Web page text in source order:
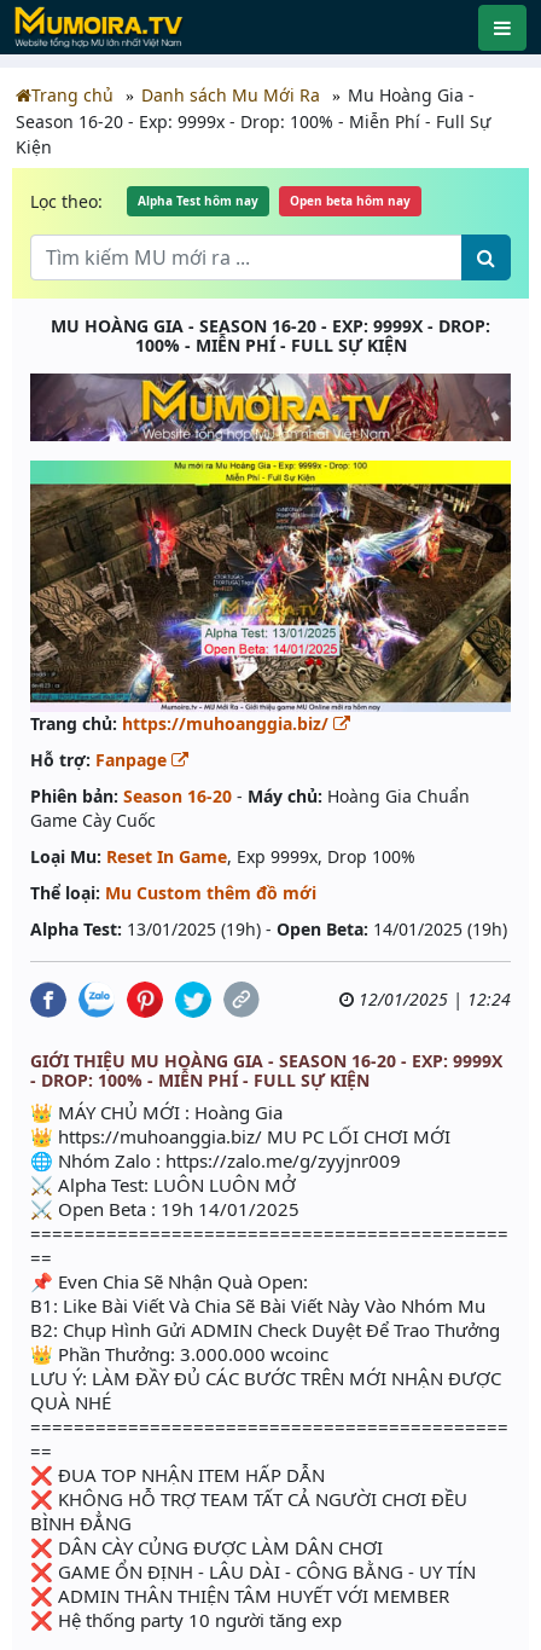
Trang chủ Danh sách Mu Mới Ra
Mu Hoàng Gia -
Season 16-20 - Exp: 9999x - Drop: 100% - Miễn Phí - Full Sự
Kiện
Lọc theo: Alpha Test hôm nay Open beta hôm nay
MU HOÀNG GIA - SEASON 16-20 - EXP: 9999X - DROP:
100% - MIỄN PHÍ - FULL SỰ KIỆN
Trang chủ: https://muhoanggia.biz/
Hỗ trợ: Fanpage
Phiên bản: Season 16-20 - Máy chủ: Hoàng Gia Chuẩn
Game Cày Cuốc
Loại Mu: Reset In Game, Exp 9999x, Drop 100%
Thể loại: Mu Custom thêm đồ mới
Alpha Test: 13/01/2025 (19h) - Open Beta: 14/01/2025 (19h)
12/01/2025 | 12:24
GIỚI THIỆU MU HOÀNG GIA - SEASON 16-20 - EXP: 9999X
- DROP: 100% - MIỄN PHÍ - FULL SỰ KIỆN
👑 MÁY CHỦ MỚI : Hoàng Gia
👑 https://muhoanggia.biz/ MU PC LỐI CHƠI MỚI
🌐 Nhóm Zalo : https://zalo.me/g/zyyjnr009
⚔ Alpha Test: LUÔN LUÔN MỞ
⚔ Open Beta : 19h 14/01/2025
============================================
==
📌 Even Chia Sẽ Nhận Quà Open:
B1: Like Bài Viết Và Chia Sẽ Bài Viết Này Vào Nhóm Mu
B2: Chụp Hình Gửi ADMIN Check Duyệt Để Trao Thưởng
👑 Phần Thưởng: 3.000.000 wcoinc
LƯU Ý: LÀM ĐẦY ĐỦ CÁC BƯỚC TRÊN MỚI NHẬN ĐƯỢC
QUÀ NHÉ
============================================
==
❌ ĐUA TOP NHẬN ITEM HẤP DẪN
❌ KHÔNG HỖ TRỢ TEAM TẤT CẢ NGƯỜI CHƠI ĐỀU
BÌNH ĐẲNG
❌ DÂN CÀY CỦNG ĐƯỢC LÀM DÂN CHƠI
❌ GAME ỔN ĐỊNH - LÂU DÀI - CÔNG BẰNG - UY TÍN
❌ ADMIN THÂN THIỆN TÂM HUYẾT VỚI MEMBER
❌ Hệ thống party 10 người tăng exp